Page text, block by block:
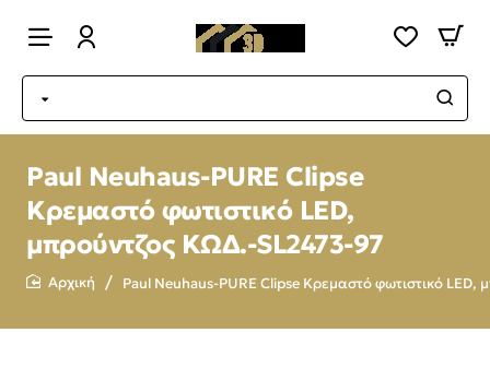
Paul Neuhaus-PURE Clipse
Κρεμαστό φωτιστικό LED,
μπρούντζος ΚΩΔ.-SL2473-97
Paul Neuhaus-PURE Clipse Κρεμαστό φωτιστικό